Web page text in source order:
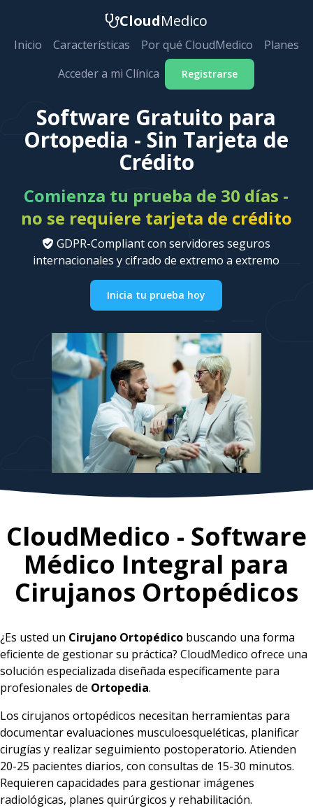
CloudMedico
Inicio Características Por qué CloudMedico
Planes
Acceder a mi Clínica
Registrarse
Software Gratuito para
Ortopedia - Sin Tarjeta de
Crédito
Comienza tu prueba de 30 días -
no se requiere tarjeta de crédito
GDPR-Compliant con servidores seguros
internacionales y cifrado de extremo a extremo
Inicia tu prueba hoy
CloudMedico - Software
Médico Integral para
Cirujanos Ortopédicos
¿Es usted un Cirujano Ortopédico buscando una forma
eficiente de gestionar su práctica? CloudMedico ofrece una
solución especializada diseñada específicamente para
profesionales de Ortopedia.
Los cirujanos ortopédicos necesitan herramientas para
documentar evaluaciones musculoesqueléticas, planificar
cirugías y realizar seguimiento postoperatorio. Atienden
20-25 pacientes diarios, con consultas de 15-30 minutos.
Requieren capacidades para gestionar imágenes
radiológicas, planes quirúrgicos y rehabilitación.